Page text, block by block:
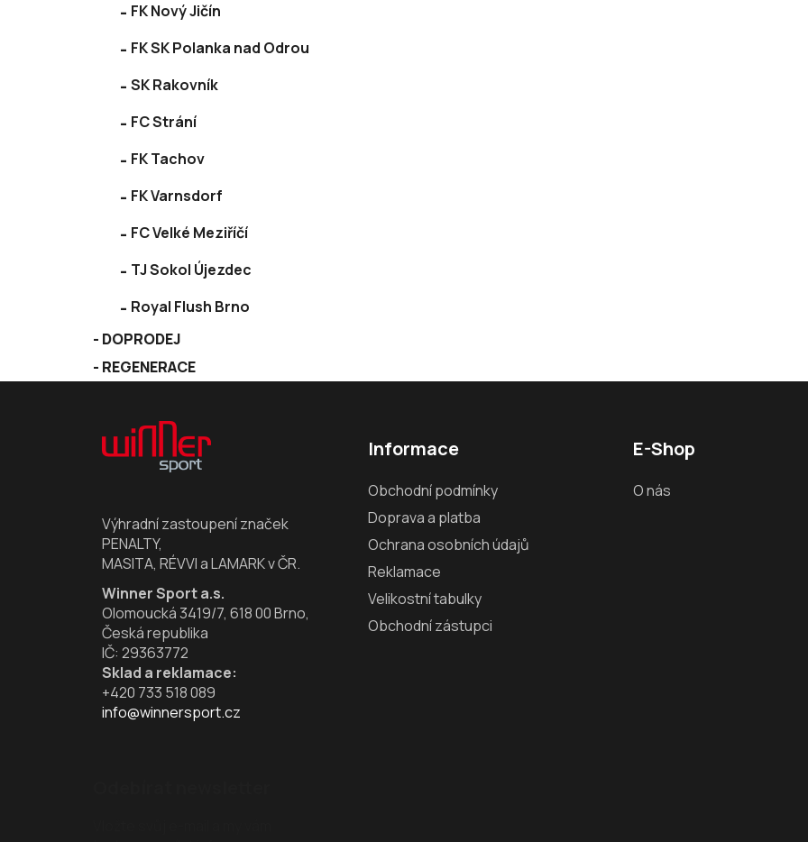
FK Nový Jičín
FK SK Polanka nad Odrou
SK Rakovník
FC Strání
FK Tachov
FK Varnsdorf
FC Velké Meziříčí
TJ Sokol Újezdec
Royal Flush Brno
DOPRODEJ
REGENERACE
Výhradní zastoupení značek
PENALTY,
MASITA, RÉVVI a LAMARK v ČR.
Winner Sport a.s.
Olomoucká 3419/7, 618 00 Brno,
Česká republika
IČ: 29363772
Sklad a reklamace:
+420 733 518 089
info@winnersport.cz
Informace
Obchodní podmínky
Doprava a platba
Ochrana osobních údajů
Reklamace
Velikostní tabulky
Obchodní zástupci
E-Shop
O nás